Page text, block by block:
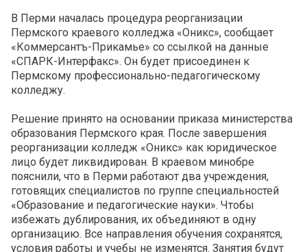
В Перми началась процедура реорганизации
Пермского краевого колледжа «Оникс», сообщает
«Коммерсантъ-Прикамье» со ссылкой на данные
«СПАРК-Интерфакс». Он будет присоединен к
Пермскому профессионально-педагогическому
колледжу.
Решение принято на основании приказа министерства
образования Пермского края. После завершения
реорганизации колледж «Оникс» как юридическое
лицо будет ликвидирован. В краевом минобре
пояснили, что в Перми работают два учреждения,
готовящих специалистов по группе специальностей
«Образование и педагогические науки». Чтобы
избежать дублирования, их объединяют в одну
организацию. Все направления обучения сохранятся,
условия работы и учебы не изменятся. Занятия будут